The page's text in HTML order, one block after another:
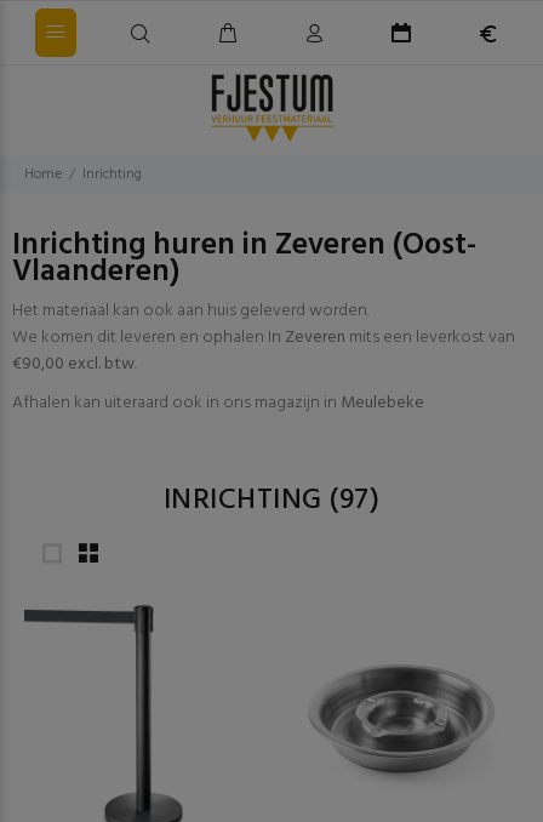
Home Inrichting
Inrichting huren in Zeveren (Oost-
Vlaanderen)
Het materiaal kan ook aan huis geleverd worden.
We komen dit leveren en ophalen In Zeveren mits een leverkost van
€90,00 excl. btw.
Afhalen kan uiteraard ook in ons magazijn in Meulebeke
INRICHTING (97)